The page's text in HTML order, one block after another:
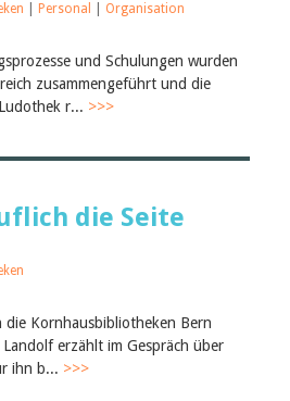
Personal Organisation
und Schulungen wurden
zusammengeführt und die
r... >>>
die Seite
Kornhausbibliotheken Bern
erzählt im Gespräch über
ihn b... >>>